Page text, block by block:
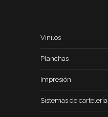
Vinilos
Planchas
Impresión
Sistemas de cartelería